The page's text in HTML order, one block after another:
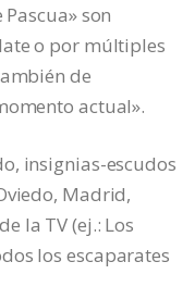
son
o por múltiples
de
actual».
insignias-escudos
Madrid,
la TV (ej.: Los
los escaparates